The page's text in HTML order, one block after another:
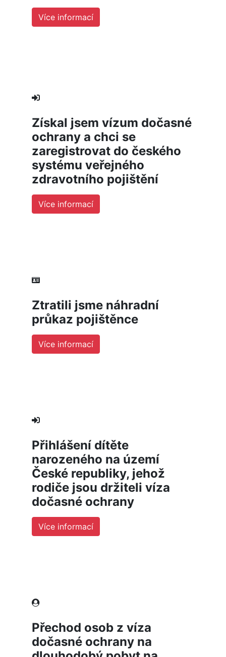
Více informací
Získal jsem vízum dočasné
ochrany a chci se
zaregistrovat do českého
systému veřejného
zdravotního pojištění
Více informací
Ztratili jsme náhradní
průkaz pojištěnce
Více informací
Přihlášení dítěte
narozeného na území
České republiky, jehož
rodiče jsou držiteli víza
dočasné ochrany
Více informací
Přechod osob z víza
dočasné ochrany na